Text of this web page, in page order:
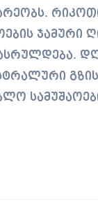
ჯამური
გზის